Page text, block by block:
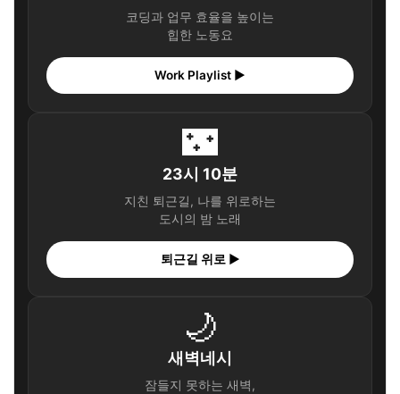
코딩과 업무 효율을 높이는
힙한 노동요
Work Playlist ▶
🌃
23시 10분
지친 퇴근길, 나를 위로하는
도시의 밤 노래
퇴근길 위로 ▶
🌙
새벽네시
잠들지 못하는 새벽,